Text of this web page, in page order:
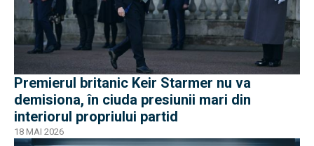
Premierul britanic Keir Starmer nu va
demisiona, în ciuda presiunii mari din
interiorul propriului partid
18 MAI 2026